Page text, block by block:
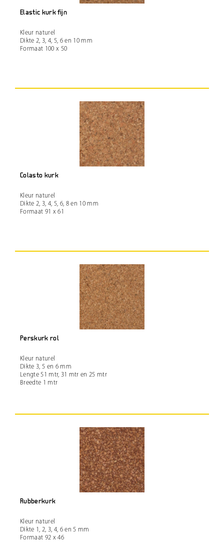
Elastic kurk fijn
Kleur naturel
Dikte 2, 3, 4, 5, 6 en 10 mm
Formaat 100 x 50
Colasto kurk
Kleur naturel
Dikte 2, 3, 4, 5, 6, 8 en 10 mm
Formaat 91 x 61
Perskurk rol
Kleur naturel
Dikte 3, 5 en 6 mm
Lengte 51 mtr, 31 mtr en 25 mtr
Breedte 1 mtr
Rubberkurk
Kleur naturel
Dikte 1, 2, 3, 4, 6 en 5 mm
Formaat 92 x 46